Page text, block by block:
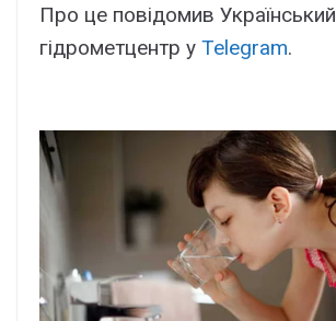
Про це повідомив Український
гідрометцентр у Telegram.